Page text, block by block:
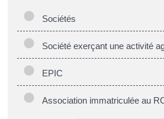
Sociétés
Société exerçant une activité
EPIC
Association immatriculée au